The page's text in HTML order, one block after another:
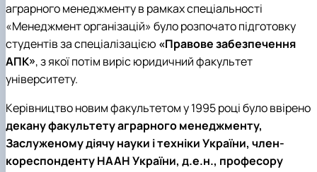
аграрного менеджменту в рамках спеціальності
«Менеджмент організацій» було розпочато підготовку
студентів за спеціалізацією «Правове забезпечення
АПК», з якої потім виріс юридичний факультет
університету.
Керівництво новим факультетом у 1995 році було ввірено
декану факультету аграрного менеджменту,
Заслуженому діячу науки і техніки України, член-
кореспонденту НААН України, д.е.н., професору